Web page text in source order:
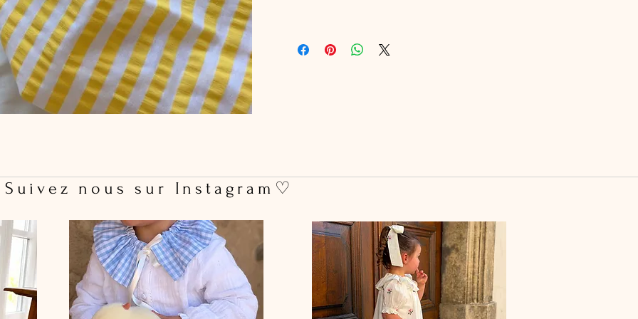
nous sur Instagram♡